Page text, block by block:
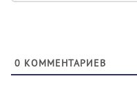
0 КОММЕНТАРИЕВ